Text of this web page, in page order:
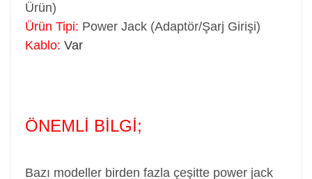
Ürün)
Ürün Tipi: Power Jack (Adaptör/Şarj Girişi)
Kablo: Var
ÖNEMLİ BİLGİ;
Bazı modeller birden fazla çeşitte power jack